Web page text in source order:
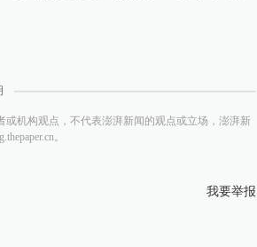
机构观点，不代表澎湃新闻的观点或立场，澎湃新
。
我要举报